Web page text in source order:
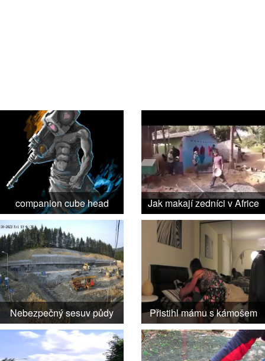
companion cube head Jak makají zedníci v Africe
Nebezpečný sesuv půdy Přistihl mámu s kámošem